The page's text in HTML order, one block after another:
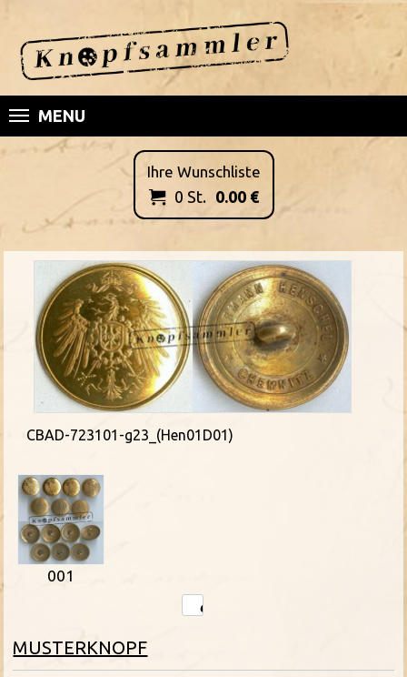
MENU
Ihre Wunschliste
 0 St. 0.00€
CBAD-723101-g23_(Hen01D01)
001
MUSTERKNOPF